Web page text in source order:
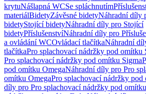
krytuNášlapná WCSe spláchnutím
materiálBidetyZávěsné bidetyNáhradní díly
bidetyStojící bidetyNáhradní díly pro Stojící
bidetyPříslušenstvíNáhradní díly pro
a ovládání WCOvládací tlačítkaNáhradní
tlačítkaPro splachovací nádržky pod omítku
Pro splachovací nádržky pod omítku Sigma
pod omítku OmegaNáhradní díly pro Pro
omítku OmegaPro splachovací nádržky pod
díly pro Pro splachovací nádržky pod